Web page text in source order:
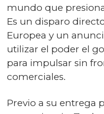
mundo que
Es un disparo
Europea y un
utilizar el poder el
para impulsar sin
comerciales.
Previo a su entrega